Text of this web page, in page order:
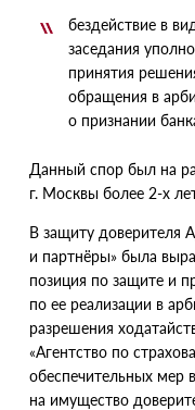
бездействие в
заседания
принятия
обращения в
о признании
Данный спор был на
г. Москвы более 2-х
В защиту доверителя
и партнёры» была
позиция по защите и
по ее реализации в
разрешения
«Агентство по
обеспечительных мер
на имущество